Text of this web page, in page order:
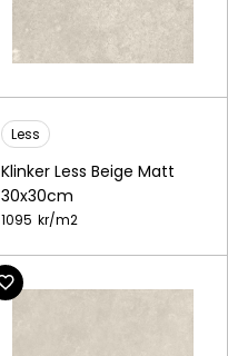
Less
Klinker Less Beige Matt
30x30cm
1095 kr/m2